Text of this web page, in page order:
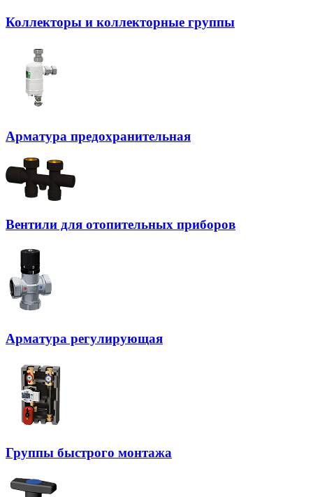
Коллекторы и коллекторные группы
Арматура предохранительная
Вентили для отопительных приборов
Арматура регулирующая
Группы быстрого монтажа